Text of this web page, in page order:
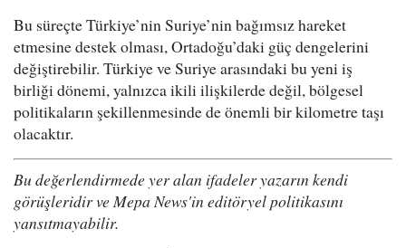
Bu süreçte Türkiye’nin Suriye’nin bağımsız hareket
etmesine destek olması, Ortadoğu’daki güç dengelerini
değiştirebilir. Türkiye ve Suriye arasındaki bu yeni iş
birliği dönemi, yalnızca ikili ilişkilerde değil, bölgesel
politikaların şekillenmesinde de önemli bir kilometre taşı
olacaktır.
Bu değerlendirmede yer alan ifadeler yazarın kendi
görüşleridir ve Mepa News'in editöryel politikasını
yansıtmayabilir.